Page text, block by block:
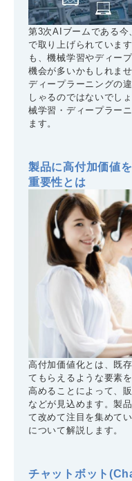
第3次AIブームである
で取り上げられていま
も、機械学習やディー
機会が多いかもしれま
ディープラーニングの
しゃるのではないでし
械学習・ディープラー
ます。
製品に高付加価値
重要性とは
高付加価値化とは、既
てもらえるような要素
高めることによって、
などが見込めます。製
て改めて注目を集めて
について解説します。
チャットボット